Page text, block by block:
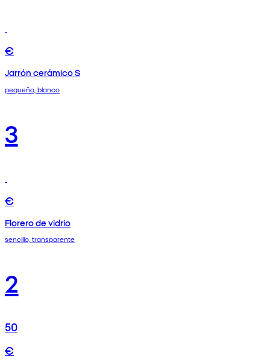
€
Jarrón cerámico S
pequeño, blanco
3
€
Florero de vidrio
sencillo, transparente
2
50
€